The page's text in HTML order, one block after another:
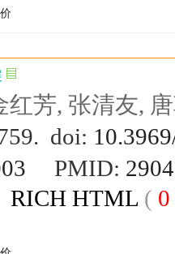
红芳, 张清友,
doi:
PMID:
RICH HTML ( 0